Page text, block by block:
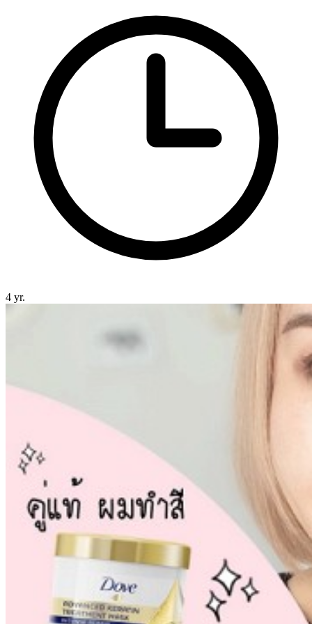
4 yr.